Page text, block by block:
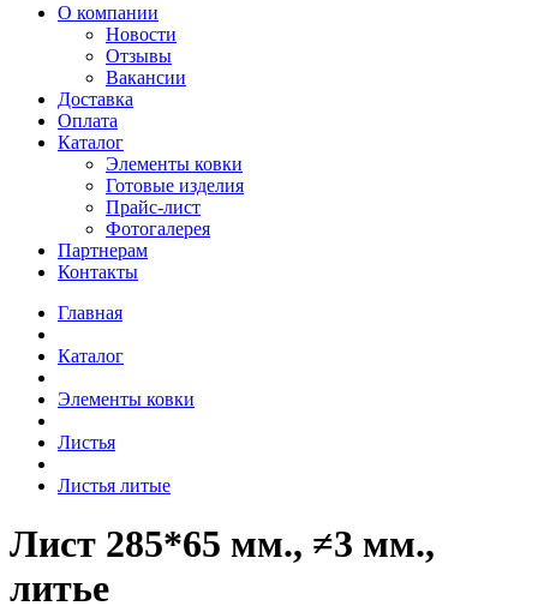
О компании
Новости
Отзывы
Вакансии
Доставка
Оплата
Каталог
Элементы ковки
Готовые изделия
Прайс-лист
Фотогалерея
Партнерам
Контакты
Главная
Каталог
Элементы ковки
Листья
Листья литые
Лист 285*65 мм., ≠3 мм.,
литье